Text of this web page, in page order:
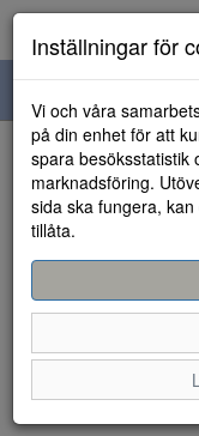
navigation
HEM
Inställningar för
Vi och våra
på din enhet för att
spara besöksstatistik
marknadsföring.
sida ska fungera,
tillåta.